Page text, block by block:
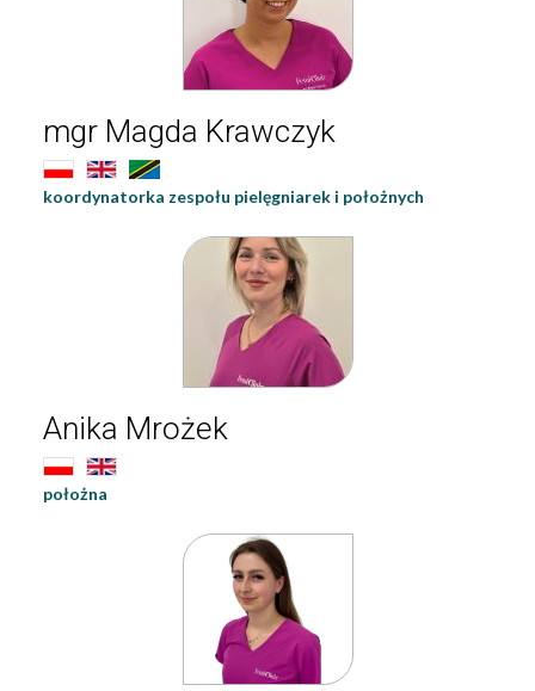
mgr Magda Krawczyk
koordynatorka zespołu pielęgniarek i położnych
Anika Mrożek
położna